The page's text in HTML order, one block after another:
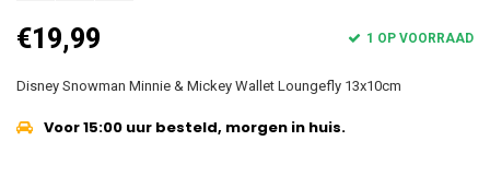
€19,99 1 OP VOORRAAD
Disney Snowman Minnie & Mickey Wallet Loungefly 13x10cm
Voor 15:00 uur besteld, morgen in huis.